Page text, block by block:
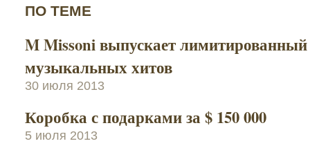
ПО ТЕМЕ
M Missoni выпускает
музыкальных хитов
30 июля 2013
Коробка с подарками за $ 150 000
5 июля 2013